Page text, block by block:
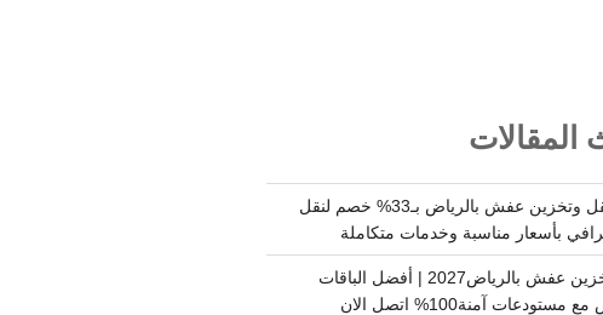
المقالات
شركة نقل وتخزين عفش بالرياض بـ33% خصم لنقل
بأسعار مناسبة وخدمات متكاملة
أسعار تخزين عفش بالرياض2027 | أفضل الباقات
آمنة100% اتصل الان